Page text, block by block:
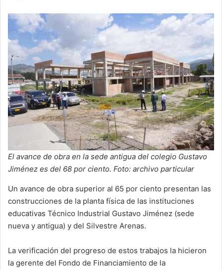
El avance de obra en la sede antigua del colegio Gustavo
Jiménez es del 68 por ciento. Foto: archivo particular
Un avance de obra superior al 65 por ciento presentan las
construcciones de la planta física de las instituciones
educativas Técnico Industrial Gustavo Jiménez (sede
nueva y antigua) y del Silvestre Arenas.
La verificación del progreso de estos trabajos la hicieron
la gerente del Fondo de Financiamiento de la